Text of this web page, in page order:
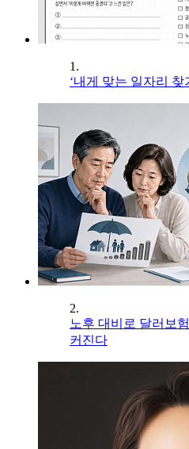
1.
‘내게 맞는 일자리 찾
2.
노후 대비로 달러보
커진다